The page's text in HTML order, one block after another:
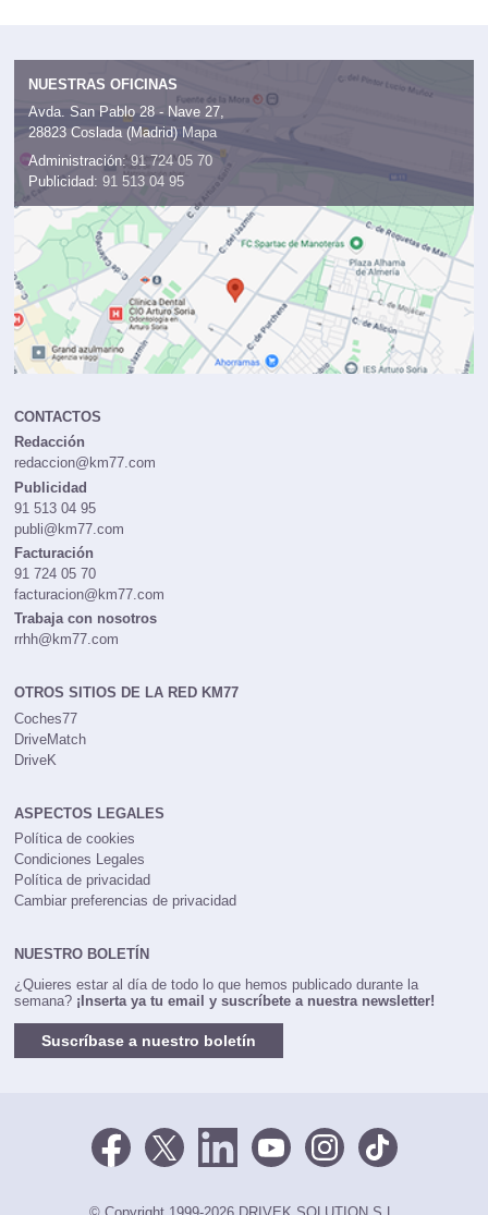
NUESTRAS OFICINAS
Avda. San Pablo 28 - Nave 27,
28823 Coslada (Madrid) Mapa
Administración: 91 724 05 70
Publicidad: 91 513 04 95
CONTACTOS
Redacción
redaccion@km77.com
Publicidad
91 513 04 95
publi@km77.com
Facturación
91 724 05 70
facturacion@km77.com
Trabaja con nosotros
rrhh@km77.com
OTROS SITIOS DE LA RED KM77
Coches77
DriveMatch
DriveK
ASPECTOS LEGALES
Política de cookies
Condiciones Legales
Política de privacidad
Cambiar preferencias de privacidad
NUESTRO BOLETÍN
¿Quieres estar al día de todo lo que hemos publicado durante la
semana? ¡Inserta ya tu email y suscríbete a nuestra newsletter!
Suscríbase a nuestro boletín